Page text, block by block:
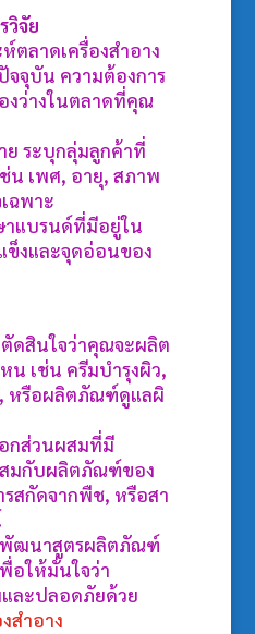
วิจัย
ตลาดเครื่องสำอาง
จจุบัน ความต้องการ
งว่างในตลาดที่คุณ
ระบุกลุ่มลูกค้าที่
น เพศ, อายุ, สภาพ
ฉพาะ
าแบรนด์ที่มีอยู่ใน
ข็งและจุดอ่อนของ
ดสินใจว่าคุณจะผลิต
เช่น ครีมบำรุงผิว,
, หรือผลิตภัณฑ์ดูแลผิ
กส่วนผสมที่มี
มกับผลิตภัณฑ์ของ
สกัดจากพืช, หรือสา
พัฒนาสูตรผลิตภัณฑ์
อให้มั่นใจว่า
ะปลอดภัยด้วย
สำอาง